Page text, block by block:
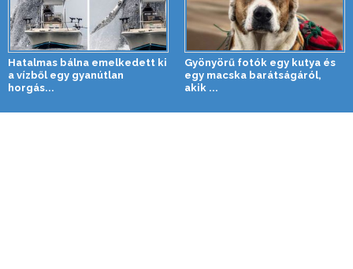
Hatalmas bálna emelkedett ki
a vízből egy gyanútlan
horgás...
Gyönyörű fotók egy kutya és
egy macska barátságáról,
akik ...